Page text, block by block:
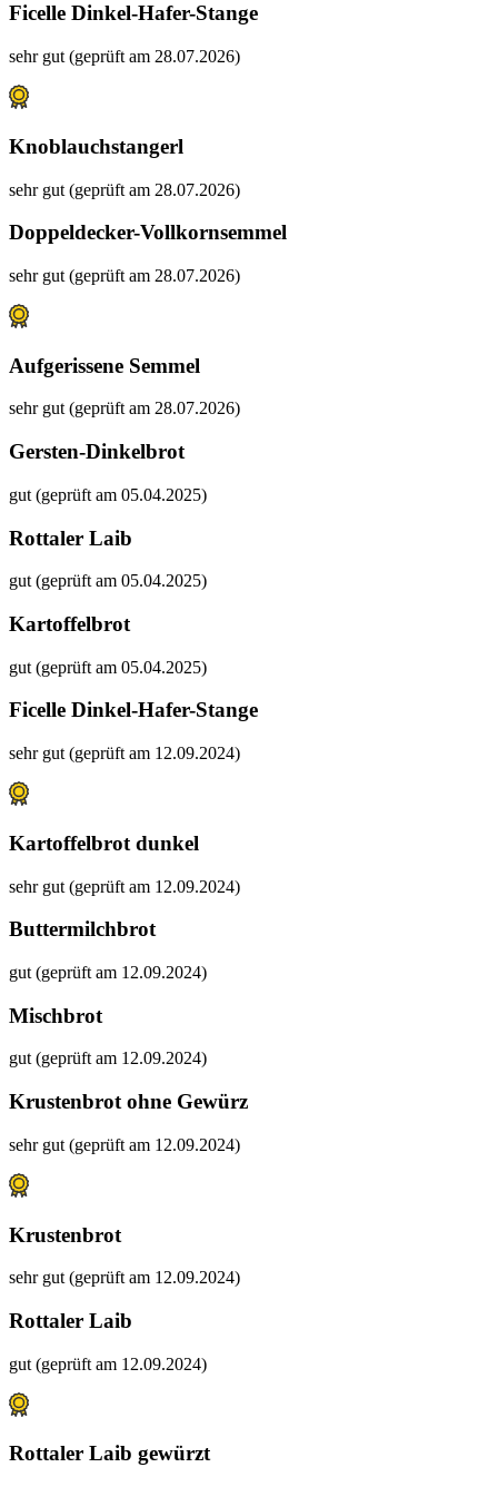
Ficelle Dinkel-Hafer-Stange
sehr gut (geprüft am 28.07.2026)
Knoblauchstangerl
sehr gut (geprüft am 28.07.2026)
Doppeldecker-Vollkornsemmel
sehr gut (geprüft am 28.07.2026)
Aufgerissene Semmel
sehr gut (geprüft am 28.07.2026)
Gersten-Dinkelbrot
gut (geprüft am 05.04.2025)
Rottaler Laib
gut (geprüft am 05.04.2025)
Kartoffelbrot
gut (geprüft am 05.04.2025)
Ficelle Dinkel-Hafer-Stange
sehr gut (geprüft am 12.09.2024)
Kartoffelbrot dunkel
sehr gut (geprüft am 12.09.2024)
Buttermilchbrot
gut (geprüft am 12.09.2024)
Mischbrot
gut (geprüft am 12.09.2024)
Krustenbrot ohne Gewürz
sehr gut (geprüft am 12.09.2024)
Krustenbrot
sehr gut (geprüft am 12.09.2024)
Rottaler Laib
gut (geprüft am 12.09.2024)
Rottaler Laib gewürzt